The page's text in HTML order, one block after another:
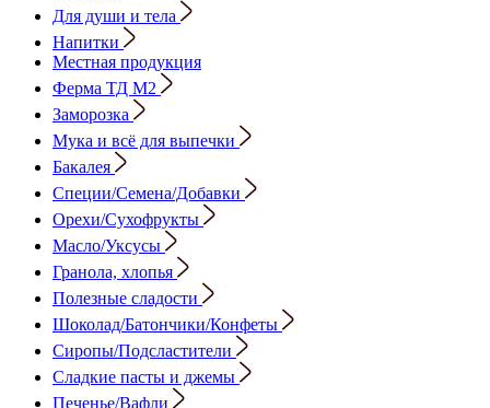
Для души и тела
Напитки
Местная продукция
Ферма ТД М2
Заморозка
Мука и всё для выпечки
Бакалея
Специи/Семена/Добавки
Орехи/Сухофрукты
Масло/Уксусы
Гранола, хлопья
Полезные сладости
Шоколад/Батончики/Конфеты
Сиропы/Подсластители
Сладкие пасты и джемы
Печенье/Вафли